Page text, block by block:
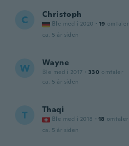
C Christoph
Ble med i 2020 · 19 omtaler
ca. 5 år siden
W Wayne
Ble med i 2017 · 330 omtaler
ca. 5 år siden
T Thaqi
Ble med i 2018 · 18 omtaler
ca. 5 år siden